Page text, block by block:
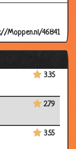
Moppen.nl/46841
3.35
2.79
3.55